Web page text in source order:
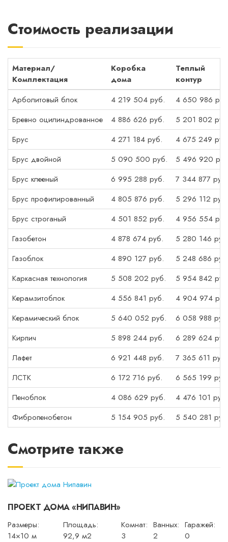
Стоимость реализации
Материал/
Комплектация
Коробка
дома
Теплый
контур
Арболитовый блок
4 219 504 руб.
4 650 986
Бревно оцилиндрованное
4 886 626 руб.
5 201 802
Брус
4 271 184 руб.
4 675 249
Брус двойной
5 090 500 руб.
5 496 920
Брус клееный
6 995 288 руб.
7 344 877 руб.
Брус профилированный
4 805 876 руб.
5 296 112 руб.
Брус строганый
4 501 852 руб.
4 956 554
Газобетон
4 878 674 руб.
5 280 146
Газоблок
4 890 127 руб.
5 248 686
Каркасная технология
5 508 202 руб.
5 954 842
Керамзитоблок
4 556 841 руб.
4 904 974
Керамический блок
5 640 052 руб.
6 058 988
Кирпич
5 898 244 руб.
6 289 624
Лафет
6 921 448 руб.
7 365 611 руб.
ЛСТК
6 172 716 руб.
6 565 199
Пеноблок
4 086 629 руб.
4 476 101 руб.
Фибропенобетон
5 154 905 руб. 5 540 281
Смотрите также
ПРОЕКТ ДОМА «НИПАВИН»
Размеры:
14×10 м
Площадь:
92,9 м2
Комнат:
3
Ванных:
2
Гаражей:
0